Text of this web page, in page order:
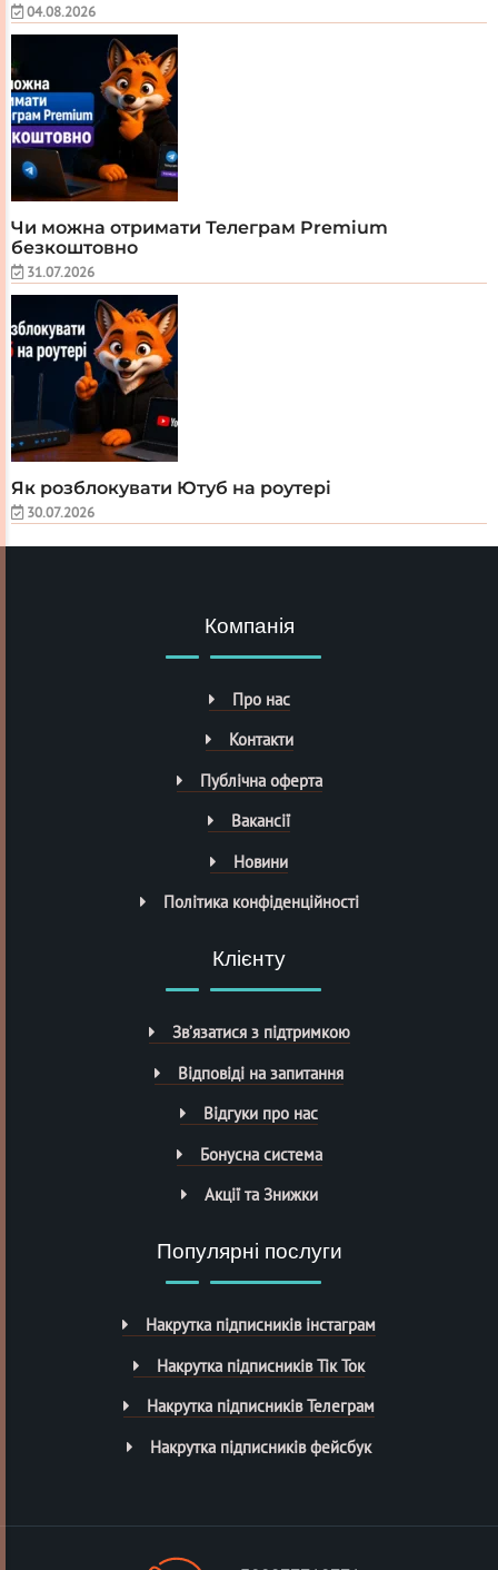
04.08.2026
Чи можна отримати Телеграм Premium
безкоштовно
31.07.2026
Як розблокувати Ютуб на роутері
30.07.2026
Компанія
Про нас
Контакти
Публічна оферта
Вакансії
Новини
Політика конфіденційності
Клієнту
Зв’язатися з підтримкою
Відповіді на запитання
Відгуки про нас
Бонусна система
Акції та Знижки
Популярні послуги
Накрутка підписників інстаграм
Накрутка підписників Тік Ток
Накрутка підписників Телеграм
Накрутка підписників фейсбук